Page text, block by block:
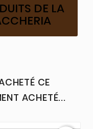
DE LA
CE
ACHETÉ...